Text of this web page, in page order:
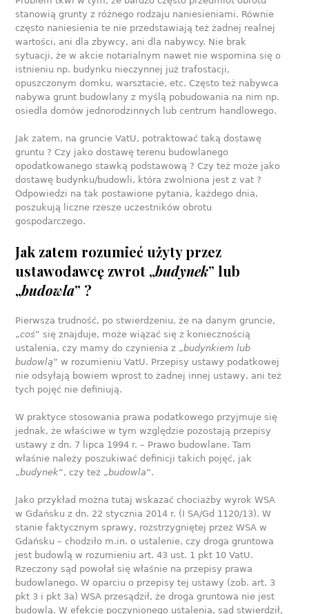
stanowią grunty z różnego rodzaju naniesieniami. Równie
często naniesienia te nie przedstawiają też żadnej realnej
wartości, ani dla zbywcy, ani dla nabywcy. Nie brak
sytuacji, że w akcie notarialnym nawet nie wspomina się o
istnieniu np. budynku nieczynnej już trafostacji,
opuszczonym domku, warsztacie, etc. Często też nabywca
nabywa grunt budowlany z myślą pobudowania na nim np.
osiedla domów jednorodzinnych lub centrum handlowego.
Jak zatem, na gruncie VatU, potraktować taką dostawę
gruntu ? Czy jako dostawę terenu budowlanego
opodatkowanego stawką podstawową ? Czy też może jako
dostawę budynku/budowli, która zwolniona jest z vat ?
Odpowiedzi na tak postawione pytania, każdego dnia,
poszukują liczne rzesze uczestników obrotu
gospodarczego.
Jak zatem rozumieć użyty przez
ustawodawcę zwrot „budynek” lub
„budowla” ?
Pierwsza trudność, po stwierdzeniu, że na danym gruncie,
„coś” się znajduje, może wiązać się z koniecznością
ustalenia, czy mamy do czynienia z „budynkiem lub
budowlą” w rozumieniu VatU. Przepisy ustawy podatkowej
nie odsyłają bowiem wprost to żadnej innej ustawy, ani też
tych pojęć nie definiują.
W praktyce stosowania prawa podatkowego przyjmuje się
jednak, że właściwe w tym względzie pozostają przepisy
ustawy z dn. 7 lipca 1994 r. – Prawo budowlane. Tam
właśnie należy poszukiwać definicji takich pojęć, jak
„budynek”, czy też „budowla”.
Jako przykład można tutaj wskazać chociażby wyrok WSA
w Gdańsku z dn. 22 stycznia 2014 r. (I SA/Gd 1120/13). W
stanie faktycznym sprawy, rozstrzygniętej przez WSA w
Gdańsku – chodziło m.in. o ustalenie, czy droga gruntowa
jest budowlą w rozumieniu art. 43 ust. 1 pkt 10 VatU.
Rzeczony sąd powołał się właśnie na przepisy prawa
budowlanego. W oparciu o przepisy tej ustawy (zob. art. 3
pkt 3 i pkt 3a) WSA przesądził, że droga gruntowa nie jest
budowlą. W efekcie poczynionego ustalenia, sąd stwierdził,